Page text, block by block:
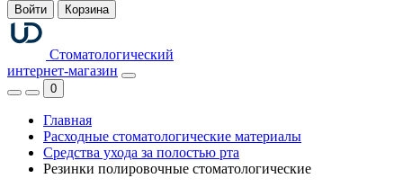
Войти Корзина
Стоматологический
интернет-магазин
0
Главная
Расходные стоматологические материалы
Средства ухода за полостью рта
Резинки полировочные стоматологические